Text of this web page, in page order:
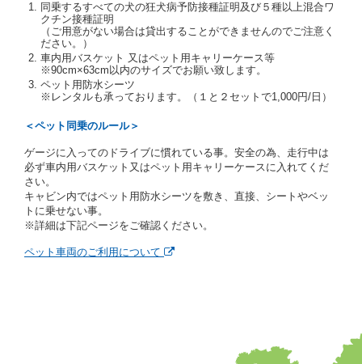
当社は、貸渡契約の締結にあたり、借受人及び運転者
に対し、運転免許証のほかに本人確認ができる書類の
提示を求め、及び提出された書類の写しをとることが
あります。
当社は、貸渡契約の締結にあたり、借受期間中に借受
人及び運転者と連絡するための携帯電話番号等の告知
を求めます。
レジットカード若しくは現金による支払いを求め、又
借受人は契約後の借受期間の延長はできないものとし
ます。
当社は、借受人又は運転者が前3項に従わない場合
は、貸渡契約の締結を拒絶するとともに、予約を取消
すことができるものとします。なお、この場合の予約
のとします。
有していないとき、又は運転免許証の提示をせず、
同乗するすべての犬の狂犬病予防接種証明及び５種以上混合ワ
クチン接種証明
（ご用意がない場合は貸出することができませんのでご注意く
ださい。）
車内用バスケット 又はペット用キャリーケース等
※90cm×63cm以内のサイズでお願い致します。
ペット用防水シーツ
※レンタルも承っております。（１と２セットで1,000円/日）
＜ペット同乗のルール＞
ゲージに入ってのドライブに慣れている事。安全の為、走行中は
必ず車内用バスケット又はペット用キャリーケースに入れてくだ
さい。
キャビン内ではペット用防水シーツを敷き、直接、シートやベッ
トに乗せない事。
※詳細は下記ページをご確認ください。
ペット車両のご利用について